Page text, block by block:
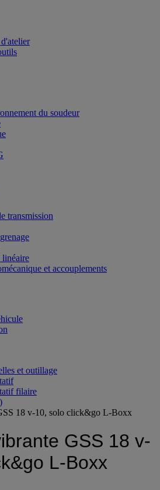
d'atelier
du soudeur
transmission
linéaire
et accouplements
et outillage
filaire
18 v-10, solo click&go L-Boxx
GSS 18 v-
L-Boxx